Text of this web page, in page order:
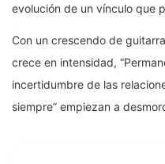
evolución de un vínculo que
Con un crescendo de
crece en intensidad,
incertidumbre de las
siempre” empiezan a